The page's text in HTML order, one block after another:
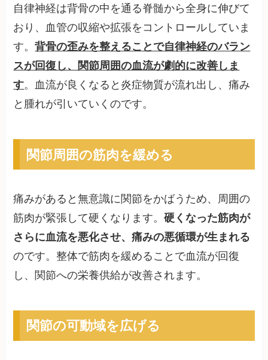
自律神経は背骨の中を通る脊髄から全身に伸びて
おり、血管の収縮や拡張をコントロールしていま
す。背骨の歪みを整えることで自律神経のバラン
スが回復し、関節周囲の血流が劇的に改善しま
す。血流が良くなると炎症物質が流れ出し、痛み
と腫れが引いていくのです。
関節周囲の筋肉を緩める
痛みがあると無意識に関節をかばうため、周囲の
筋肉が緊張して硬くなります。硬くなった筋肉が
さらに血流を悪化させ、痛みの悪循環が生まれる
のです。整体で筋肉を緩めることで血流が回復
し、関節への栄養供給が改善されます。
関節の可動域を広げる